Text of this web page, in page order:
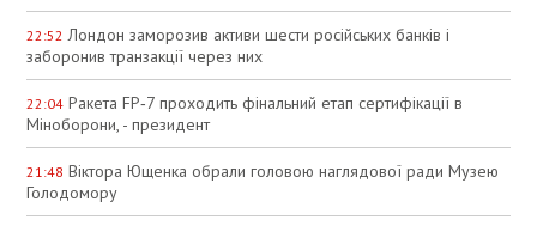
22:52 Лондон заморозив активи шести російських банків і
заборонив транзакції через них
22:04 Ракета FP‑7 проходить фінальний етап сертифікації в
Міноборони, - президент
21:48 Віктора Ющенка обрали головою наглядової ради Музею
Голодомору